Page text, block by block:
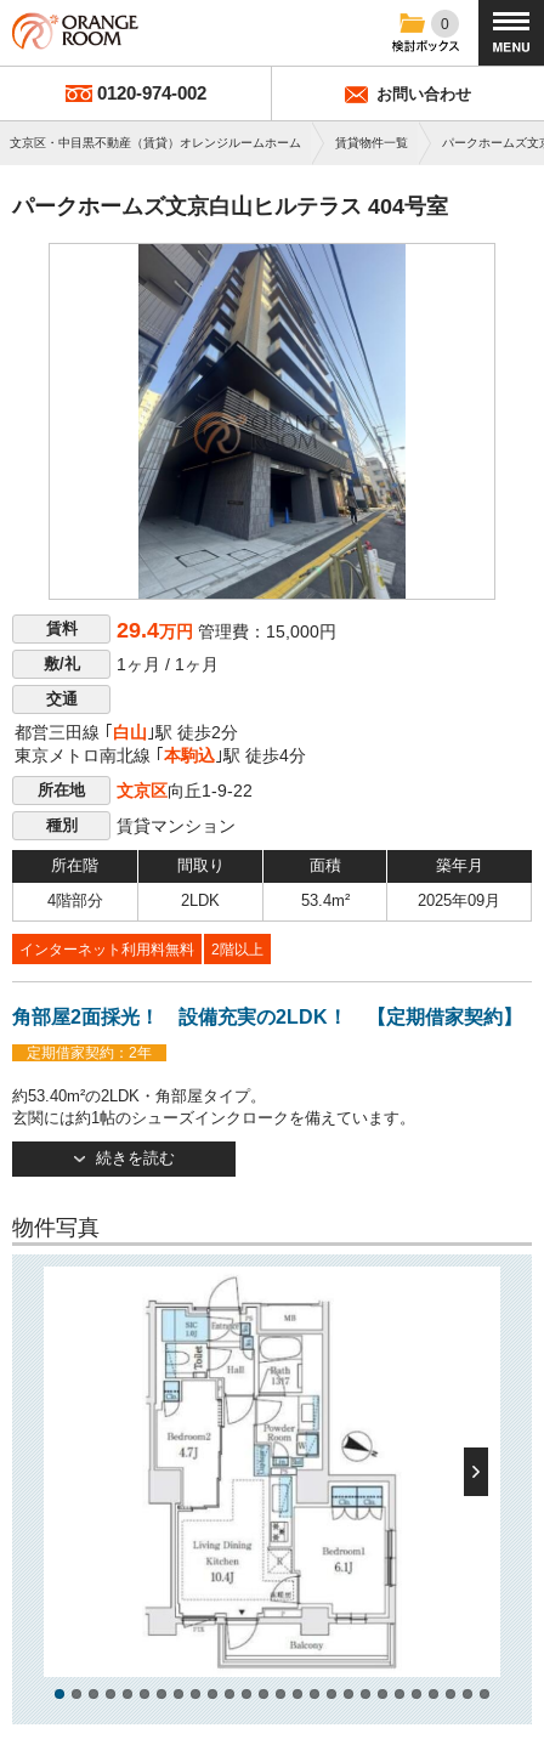
0
0120-974-002 お問い合わせ
文京区・中目黒不動産（賃貸）オレンジルームホーム 賃貸物件一覧 パークホームズ文
パークホームズ文京白山ヒルテラス 404号室
賃料 29.4万円 管理費：15,000円
敷/礼 1ヶ月 / 1ヶ月
交通
都営三田線 ｢ 白山 ｣駅 徒歩2分
東京メトロ南北線 ｢ 本駒込 ｣駅 徒歩4分
所在地 文京区向丘1-9-22
種別 賃貸マンション
所在階 間取り 面積 築年月
4階部分 2LDK 53.4m² 2025年09月
インターネット利用料無料 2階以上
角部屋2面採光！ 設備充実の2LDK！ 【定期借家契約】
定期借家契約：2年
約53.40m²の2LDK・角部屋タイプ。
玄関には約1帖のシューズインクロークを備えています。
追い焚き式バスや浴室乾燥機、独立洗面台やシャワートイレなど、水回
り充実！
とても便利です！
約10.4帖のLDKには床暖房が設置されており、冬場も快適にお過ごしいた
だけます。
約6.1帖の主寝室は2面採光で通風良好です！
文京区向丘1丁目の新築分譲賃貸マンション「パークホームズ文京白山ヒ
都営三田線「白山」駅から徒歩2分！
そのほか、東京メトロ南北線「本駒込」駅徒歩4分で利用可能です。
2025年9月竣工・地上10階建て。
オートロック・宅配ボックス・モニター付きインターホン完備！
全部屋ディスポーザーも付いています♩
「パークホームズ文京白山ヒルテラス」の近隣には、スーパー「コー
複数のドラッグストア、コンビニエンスストアがございます。
白山駅周辺には、チェーン店から個人店まで様々な飲食店がございます
その日の気分に応じて外食をお楽しみいただけます。
続きを読む
物件写真